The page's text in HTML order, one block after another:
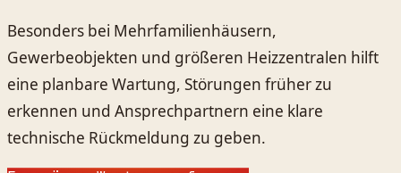
Besonders bei Mehrfamilienhäusern,
Gewerbeobjekten und größeren Heizzentralen hilft
eine planbare Wartung, Störungen früher zu
erkennen und Ansprechpartnern eine klare
technische Rückmeldung zu geben.